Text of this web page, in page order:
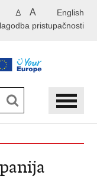
English
A A
pristupačnosti